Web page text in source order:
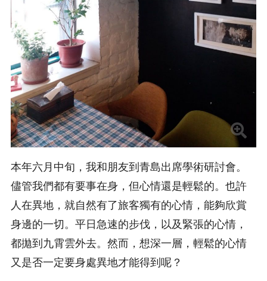
本年六月中旬，我和朋友到青島出席學術研討會。
儘管我們都有要事在身，但心情還是輕鬆的。也許
人在異地，就自然有了旅客獨有的心情，能夠欣賞
身邊的一切。平日急速的步伐，以及緊張的心情，
都拋到九霄雲外去。然而，想深一層，輕鬆的心情
又是否一定要身處異地才能得到呢？